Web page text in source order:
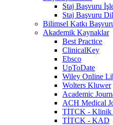
Staj Başvuru
Staj Başvuru
Bilimsel Katkı
Akademik Kaynaklar
Best Practice
ClinicalKey
Ebsco
UpToDate
Wiley Online
Wolters Kluwer
Academic
ACH Medical
TİTCK - Klinik
TİTCK - KAD